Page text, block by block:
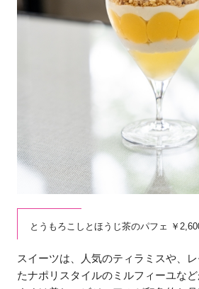
とうもろこしとほうじ茶のパフェ ￥
スイーツは、人気のティラミスや、
たナポリスタイルのミルフィーユな